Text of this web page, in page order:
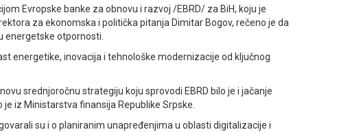
Evropske banke za obnovu i razvoj /EBRD/ za BiH, koju je
za ekonomska i politička pitanja Dimitar Bogov, rečeno je da
energetske otpornosti.
energetike, inovacija i tehnološke modernizacije od ključnog
srednjoročnu strategiju koju sprovodi EBRD bilo je i jačanje
iz Ministarstva finansija Republike Srpske.
su i o planiranim unapređenjima u oblasti digitalizacije i